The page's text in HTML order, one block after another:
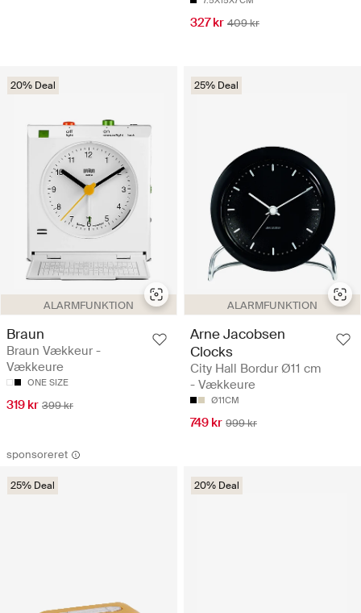
327 kr 409 kr
ALARMFUNKTION
20% Deal
Braun
Braun Vækkeur -
Vækkeure
ONE SIZE
319 kr 399 kr
ALARMFUNKTION
25% Deal
Arne Jacobsen
Clocks
City Hall Bordur Ø11 cm
- Vækkeure
Ø11CM
749 kr 999 kr
sponsoreret
25% Deal 20% Deal